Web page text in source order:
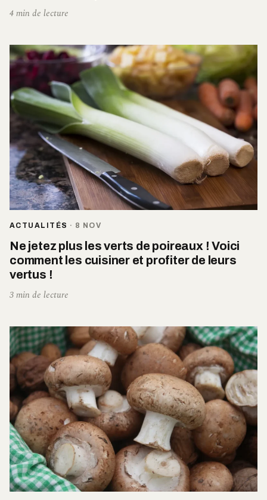
4 min de lecture
ACTUALITÉS · 8 NOV
Ne jetez plus les verts de poireaux ! Voici
comment les cuisiner et profiter de leurs
vertus !
3 min de lecture